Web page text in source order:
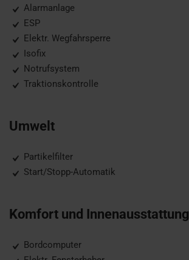
Alarmanlage
ESP
Elektr. Wegfahrsperre
Isofix
Notrufsystem
Traktionskontrolle
Umwelt
Partikelfilter
Start/Stopp-Automatik
Komfort und Innenausstattung
Bordcomputer